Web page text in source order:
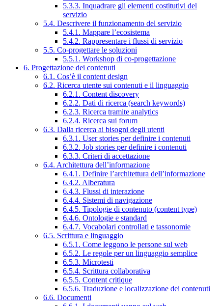
5.3.3. Inquadrare gli elementi costitutivi del
servizio
5.4. Descrivere il funzionamento del servizio
5.4.1. Mappare l’ecosistema
5.4.2. Rappresentare i flussi di servizio
5.5. Co-progettare le soluzioni
5.5.1. Workshop di co-progettazione
6. Progettazione dei contenuti
6.1. Cos’è il content design
6.2. Ricerca utente sui contenuti e il linguaggio
6.2.1. Content discovery
6.2.2. Dati di ricerca (search keywords)
6.2.3. Ricerca tramite analytics
6.2.4. Ricerca sui forum
6.3. Dalla ricerca ai bisogni degli utenti
6.3.1. User stories per definire i contenuti
6.3.2. Job stories per definire i contenuti
6.3.3. Criteri di accettazione
6.4. Architettura dell’informazione
6.4.1. Definire l’architettura dell’informazione
6.4.2. Alberatura
6.4.3. Flussi di interazione
6.4.4. Sistemi di navigazione
6.4.5. Tipologie di contenuto (content type)
6.4.6. Ontologie e standard
6.4.7. Vocabolari controllati e tassonomie
6.5. Scrittura e linguaggio
6.5.1. Come leggono le persone sul web
6.5.2. Le regole per un linguaggio semplice
6.5.3. Microtesti
6.5.4. Scrittura collaborativa
6.5.5. Content critique
6.5.6. Traduzione e localizzazione dei contenuti
6.6. Documenti